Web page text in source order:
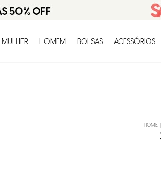
MULHER HOMEM BOLSAS ACESSÓRIOS